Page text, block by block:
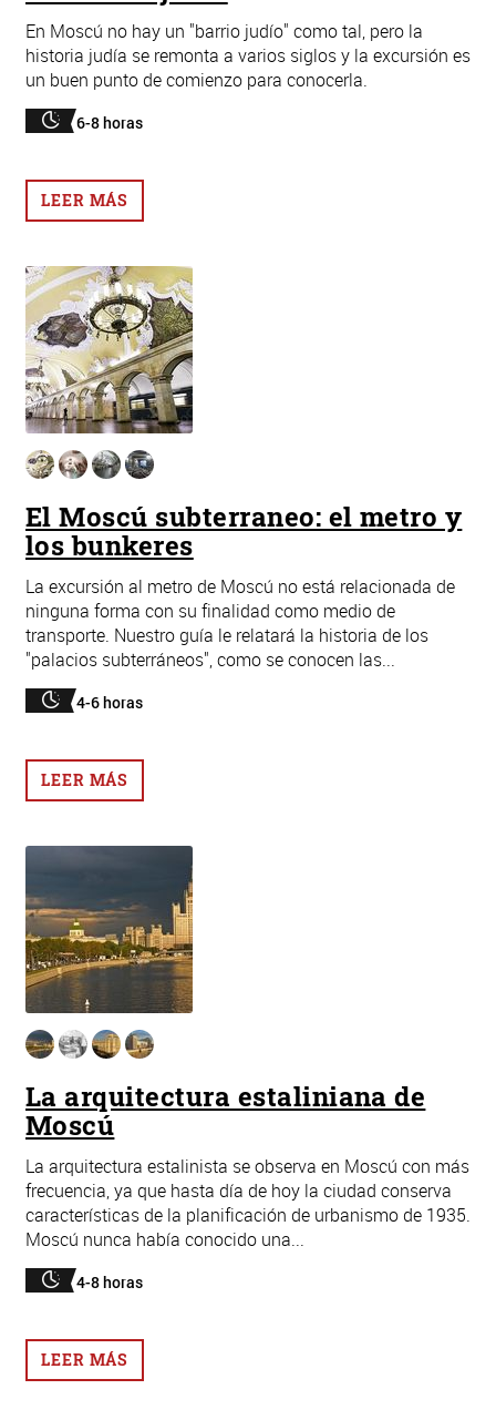
En Moscú no hay un "barrio judío" como tal, pero la
historia judía se remonta a varios siglos y la excursión es
un buen punto de comienzo para conocerla.
6-8 horas
LEER MÁS
El Moscú subterraneo: el metro y
los bunkeres
La excursión al metro de Moscú no está relacionada de
ninguna forma con su finalidad como medio de
transporte. Nuestro guía le relatará la historia de los
"palacios subterráneos", como se conocen las...
4-6 horas
LEER MÁS
La arquitectura estaliniana de
Moscú
La arquitectura estalinista se observa en Moscú con más
frecuencia, ya que hasta día de hoy la ciudad conserva
características de la planificación de urbanismo de 1935.
Moscú nunca había conocido una...
4-8 horas
LEER MÁS